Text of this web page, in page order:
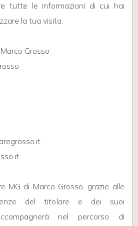
tutte le informazioni di cui hai
la tua visita.
Grosso
MG di Marco Grosso, grazie alle
del titolare e dei suoi
nel percorso di